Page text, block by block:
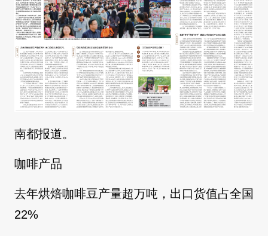
南都报道。
咖啡产品
去年烘焙咖啡豆产量超万吨，出口货值占全国
22%